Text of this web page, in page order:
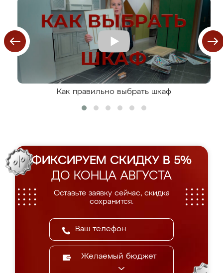
Как правильно выбрать шкаф
ФИКСИРУЕМ СКИДКУ В 5%
ДО КОНЦА АВГУСТА
Оставьте заявку сейчас, скидка
сохранится.
Желаемый бюджет